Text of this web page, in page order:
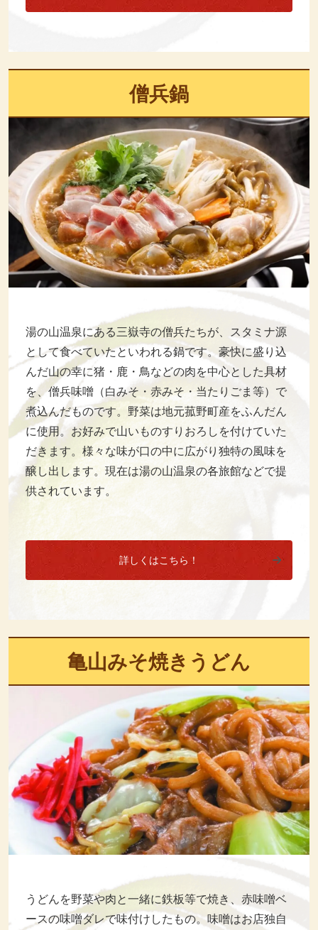
僧兵鍋
湯の山温泉にある三嶽寺の僧兵たちが、スタミナ源
として食べていたといわれる鍋です。豪快に盛り込
んだ山の幸に猪・鹿・鳥などの肉を中心とした具材
を、僧兵味噌（白みそ・赤みそ・当たりごま等）で
煮込んだものです。野菜は地元菰野町産をふんだん
に使用。お好みで山いものすりおろしを付けていた
だきます。様々な味が口の中に広がり独特の風味を
醸し出します。現在は湯の山温泉の各旅館などで提
供されています。
詳しくはこちら！
亀山みそ焼きうどん
うどんを野菜や肉と一緒に鉄板等で焼き、赤味噌ベ
ースの味噌ダレで味付けしたもの。味噌はお店独自